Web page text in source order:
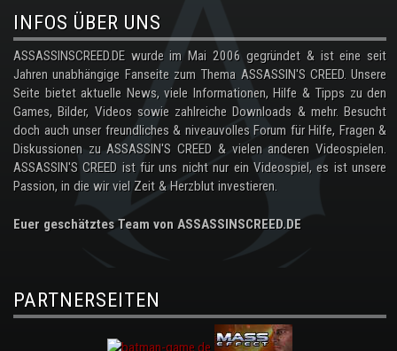
INFOS ÜBER UNS
ASSASSINSCREED.DE wurde im Mai 2006 gegründet & ist eine seit
Jahren unabhängige Fanseite zum Thema ASSASSIN'S CREED. Unsere
Seite bietet aktuelle News, viele Informationen, Hilfe & Tipps zu den
Games, Bilder, Videos sowie zahlreiche Downloads & mehr. Besucht
doch auch unser freundliches & niveauvolles Forum für Hilfe, Fragen &
Diskussionen zu ASSASSIN'S CREED & vielen anderen Videospielen.
ASSASSIN'S CREED ist für uns nicht nur ein Videospiel, es ist unsere
Passion, in die wir viel Zeit & Herzblut investieren.
Euer geschätztes Team von ASSASSINSCREED.DE
PARTNERSEITEN